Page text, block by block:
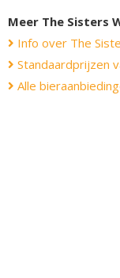
Meer The Sisters
Info over The
Standaardprijzen
Alle